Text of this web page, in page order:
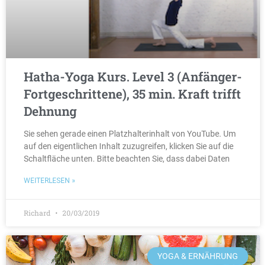
Hatha-Yoga Kurs. Level 3 (Anfänger-
Fortgeschrittene), 35 min. Kraft trifft
Dehnung
Sie sehen gerade einen Platzhalterinhalt von YouTube. Um
auf den eigentlichen Inhalt zuzugreifen, klicken Sie auf die
Schaltfläche unten. Bitte beachten Sie, dass dabei Daten
WEITERLESEN »
Richard 20/03/2019
YOGA & ERNÄHRUNG